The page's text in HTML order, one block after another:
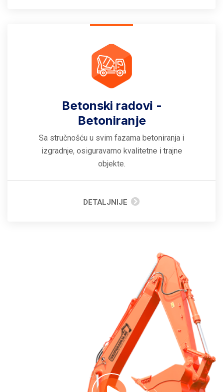
Betonski radovi -
Betoniranje
Sa stručnošću u svim fazama betoniranja i
izgradnje, osiguravamo kvalitetne i trajne
objekte.
DETALJNIJE